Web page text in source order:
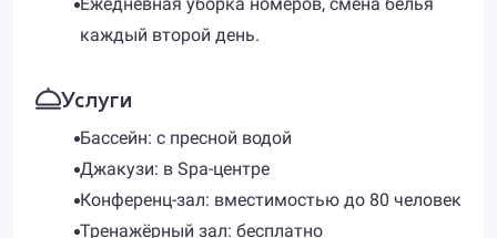
каждый второй день.
Услуги
Бассейн: с пресной водой
Джакузи: в Spa-центре
Конференц-зал: вместимостью до 80 человек
Тренажёрный зал: бесплатно